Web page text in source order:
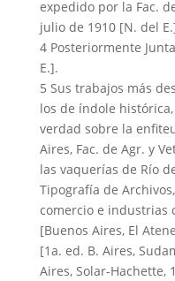
expedido por la Fac.
julio de 1910 [N. del
4 Posteriormente
E.].
5 Sus trabajos más
los de índole
verdad sobre la
Aires, Fac. de Agr. y
las vaquerías de Río
Tipografía de
comercio e industrias
[Buenos Aires, El
[1a. ed. B. Aires,
Aires, Solar-Hachette,